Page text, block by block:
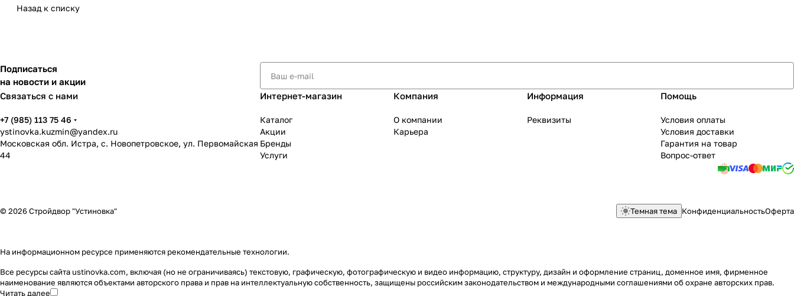
Назад к списку
Подписаться
на новости и акции
Связаться с нами
+7 (985) 113 75 46
ystinovka.kuzmin@yandex.ru
Московская обл. Истра, с. Новопетровское, ул. Первомайская
44
Интернет-магазин
Каталог
Акции
Бренды
Услуги
Компания
О компании
Карьера
Информация
Реквизиты
Помощь
Условия оплаты
Условия доставки
Гарантия на товар
Вопрос-ответ
© 2026 Стройдвор "Устиновка" Темная тема КонфиденциальностьОферта
На информационном ресурсе применяются рекомендательные технологии.
Все ресурсы сайта ustinovka.com, включая (но не ограничиваясь) текстовую, графическую, фотографическую и видео информацию, структуру, дизайн и оформление страниц, доменное имя, фирменное
наименование являются объектами авторского права и прав на интеллектуальную собственность, защищены российским законодательством и международными соглашениями об охране авторских прав.
Читать далее